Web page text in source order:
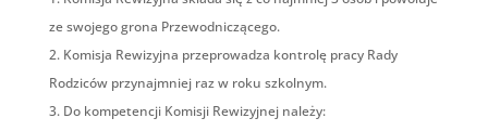
ze swojego grona Przewodniczącego.
Komisja Rewizyjna przeprowadza kontrolę pracy Rady
Rodziców przynajmniej raz w roku szkolnym.
Do kompetencji Komisji Rewizyjnej należy: